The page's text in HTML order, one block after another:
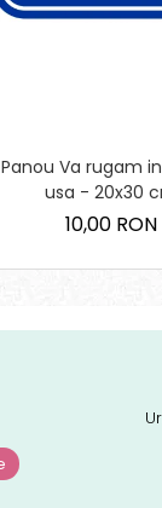
Panou Va rugam
usa - 20x30
10,00 RON